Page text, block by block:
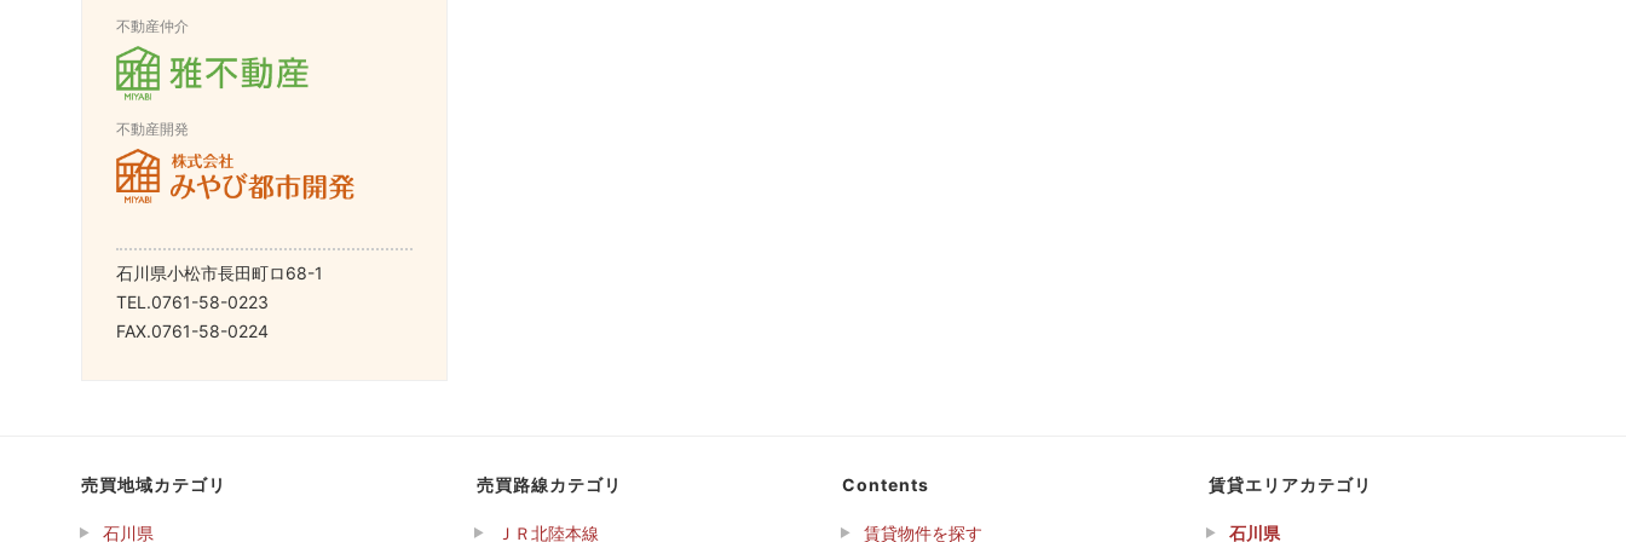
不動産仲介
不動産開発
石川県小松市長田町ロ68-1
TEL.0761-58-0223
FAX.0761-58-0224
売買地域カテゴリ
石川県
売買路線カテゴリ
ＪＲ北陸本線
Contents
賃貸物件を探す
賃貸エリアカテゴリ
石川県